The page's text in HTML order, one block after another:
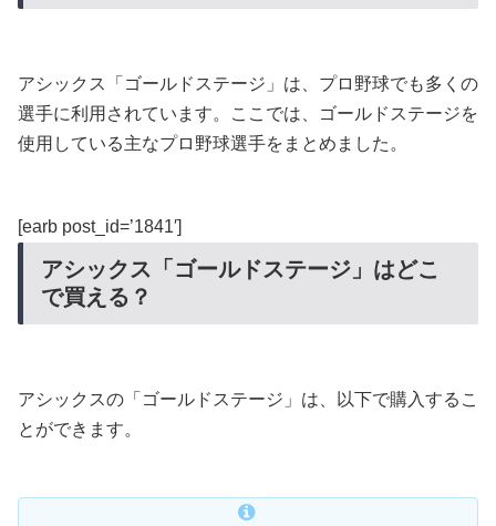
アシックス「ゴールドステージ」は、プロ野球でも多くの
選手に利用されています。ここでは、ゴールドステージを
使用している主なプロ野球選手をまとめました。
[earb post_id=’1841′]
アシックス「ゴールドステージ」はどこ
で買える？
アシックスの「ゴールドステージ」は、以下で購入するこ
とができます。